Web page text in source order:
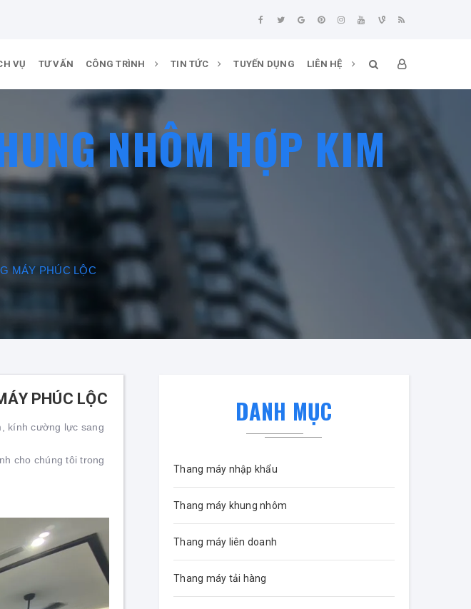
VỤ TƯ VẤN CÔNG TRÌNH TIN TỨC TUYẾN DỤNG LIÊN HỆ
NHÔM HỢP KIM
MÁY PHÚC LỘC
PHÚC LỘC
kính cường lực sang
cho chúng tôi trong
DANH MỤC
Thang máy nhập khẩu
Thang máy khung nhôm
Thang máy liên doanh
Thang máy tải hàng